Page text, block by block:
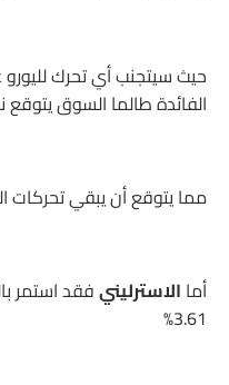
حيث سيتجنب أي تحرك لليورو
الفائدة طالما السوق يتوقع
مما يتوقع أن يبقي تحركات اليورو
أما الاسترلينيفقد استمر
3.61%